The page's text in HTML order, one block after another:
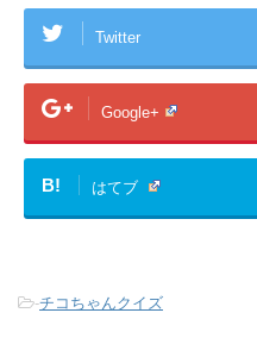
Twitter
Google+
B! はてブ
-チコちゃんクイズ